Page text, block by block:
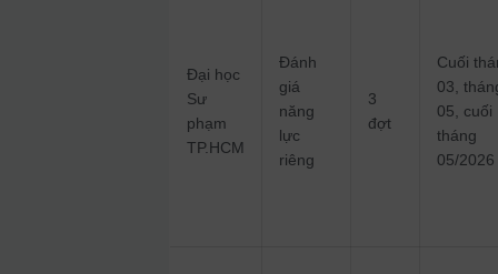
Đại học
Sư
phạm
TP.HCM
Đánh
giá
năng
lực
riêng
3
đợt
Cuối
03,
05, cuối
tháng
05/2026